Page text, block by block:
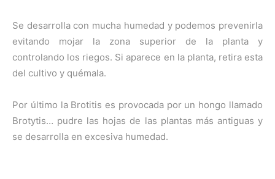
Se desarrolla con mucha humedad y podemos prevenirla
evitando mojar la zona superior de la planta y
controlando los riegos. Si aparece en la planta, retira esta
del cultivo y quémala.
Por último la Brotitis es provocada por un hongo llamado
Brotytis… pudre las hojas de las plantas más antiguas y
se desarrolla en excesiva humedad.